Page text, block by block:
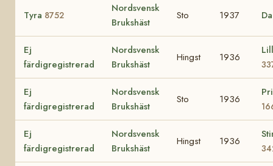
Tyra 8752
Nordsvensk
Brukshäst
Sto 1937
Ej
färdigregistrerad
Nordsvensk
Brukshäst
Hingst 1936
Ej
färdigregistrerad
Nordsvensk
Brukshäst
Sto 1936
Ej
färdigregistrerad
Nordsvensk
Brukshäst
Hingst 1936